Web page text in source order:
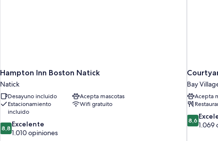
Hampton Inn Boston Natick
Natick
Desayuno incluido
Acepta mascotas
Estacionamiento
incluido
Wifi gratuito
8.8
de
8,8 Excelente
1.010 opiniones
Bay
Acepta
8.6
de
8,6
1.069